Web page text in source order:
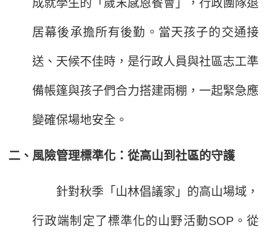
成就學生的「歲末感恩餐會」，行政團隊退
居幕後承擔所有後勤。當天孩子的交通接
送、天候不佳時，是行政人員與社區志工準
備帳篷與孩子們合力搭建雨棚，一起緊急應
變確保場地安全。
二、風險管理標準化：從高山到社區的守護
針對秋季「山林倡議家」的高山場域，
行政端制定了標準化的山野活動SOP。從